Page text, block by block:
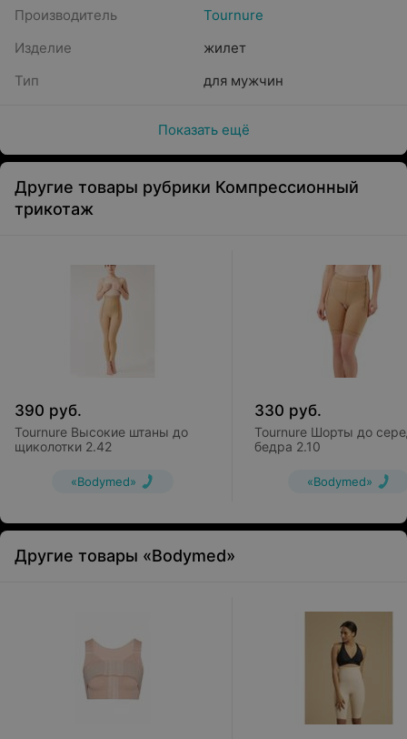
Производитель
Tournure
Изделие
жилет
Тип
для мужчин
Показать ещё
Другие товары рубрики Компрессионный
трикотаж
390 руб.
Tournure Высокие штаны до
щиколотки 2.42
«Bodymed»
330 руб.
Tournure Шорты до
бедра 2.10
«Bodymed»
Другие товары «Bodymed»